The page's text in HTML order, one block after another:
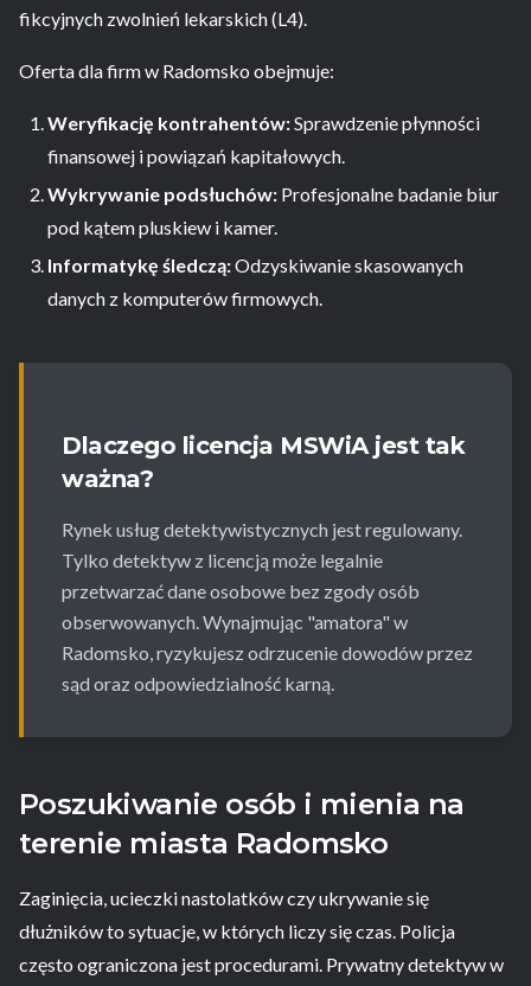
fikcyjnych zwolnień lekarskich (L4).
Oferta dla firm w Radomsko obejmuje:
Weryfikację kontrahentów:Sprawdzenie płynności
finansowej i powiązań kapitałowych.
Wykrywanie podsłuchów: Profesjonalne badanie biur
pod kątem pluskiew i kamer.
Informatykę śledczą:Odzyskiwanie skasowanych
danych z komputerów firmowych.
Dlaczego licencja MSWiA jest tak
ważna?
Rynek usług detektywistycznych jest regulowany.
Tylko detektyw z licencją może legalnie
przetwarzać dane osobowe bez zgody osób
obserwowanych. Wynajmując "amatora" w
Radomsko, ryzykujesz odrzucenie dowodów przez
sąd oraz odpowiedzialność karną.
Poszukiwanie osób i mienia na
terenie miasta Radomsko
Zaginięcia, ucieczki nastolatków czy ukrywanie się
dłużników to sytuacje, w których liczy się czas. Policja
często ograniczona jest procedurami. Prywatny detektyw w